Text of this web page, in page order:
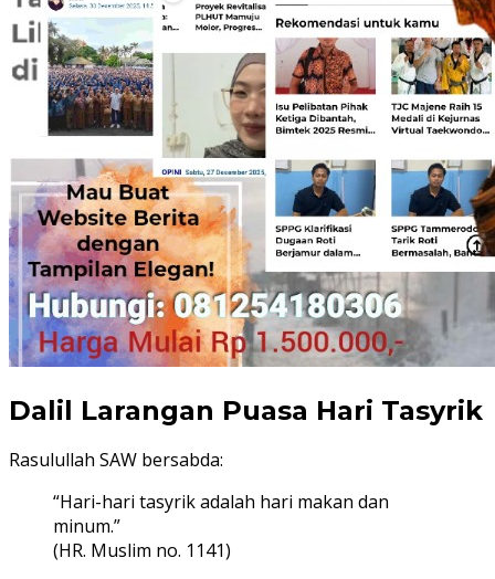
Dalil Larangan Puasa Hari Tasyrik
Rasulullah SAW bersabda:
“Hari-hari tasyrik adalah hari makan dan
minum.”
(HR. Muslim no. 1141)